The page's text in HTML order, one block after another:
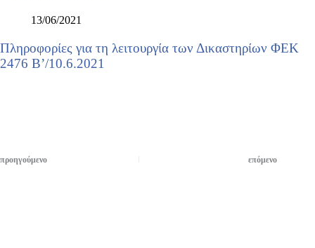
13/06/2021
Πληροφορίες για τη λειτουργία των Δικαστηρίων ΦΕΚ
2476 Β’/10.6.2021
προηγούμενο επόμενο